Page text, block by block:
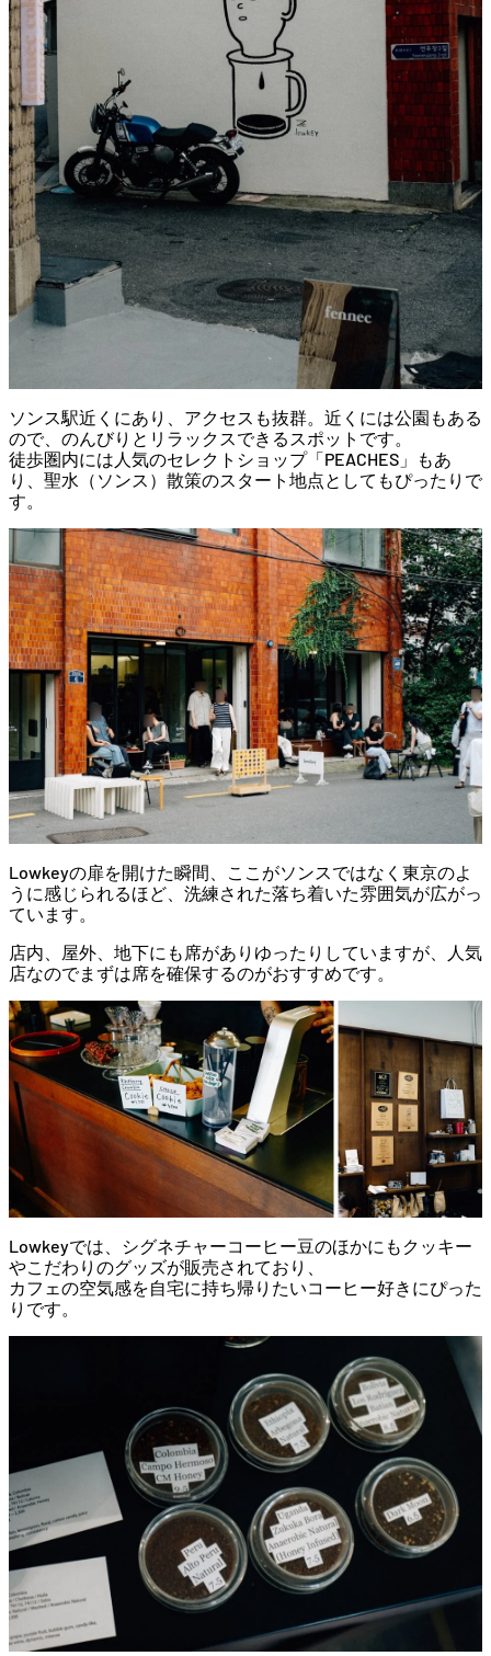
ソンス駅近く にあり、 アクセス も抜群。 近く には公園 もある
ので、 のんびり と リラックスできる スポット です。
徒歩圏内には 人気のセレクト ショップ「PEACHES」 もあ
り、 聖水（ ソンス） 散策のスタート 地点として もぴったり で
す。
Lowkeyの扉を開けた瞬間、 ここ がソンスではなく 東京のよ
う に感じ られるほど、 洗練された落ち着いた雰囲気が広がっ
てい ます。
店内、
屋外、 地下に も 席があり ゆったり してい ますが、
人気
店なのでまずは席を確保するのがおすすめです。
Lowkeyでは、 シグネチャーコーヒー豆のほかに も クッキー
やこだわり のグッズが販売されており、
カフェの空気感を自宅に持ち帰り たいコーヒー好き にぴった
り です。